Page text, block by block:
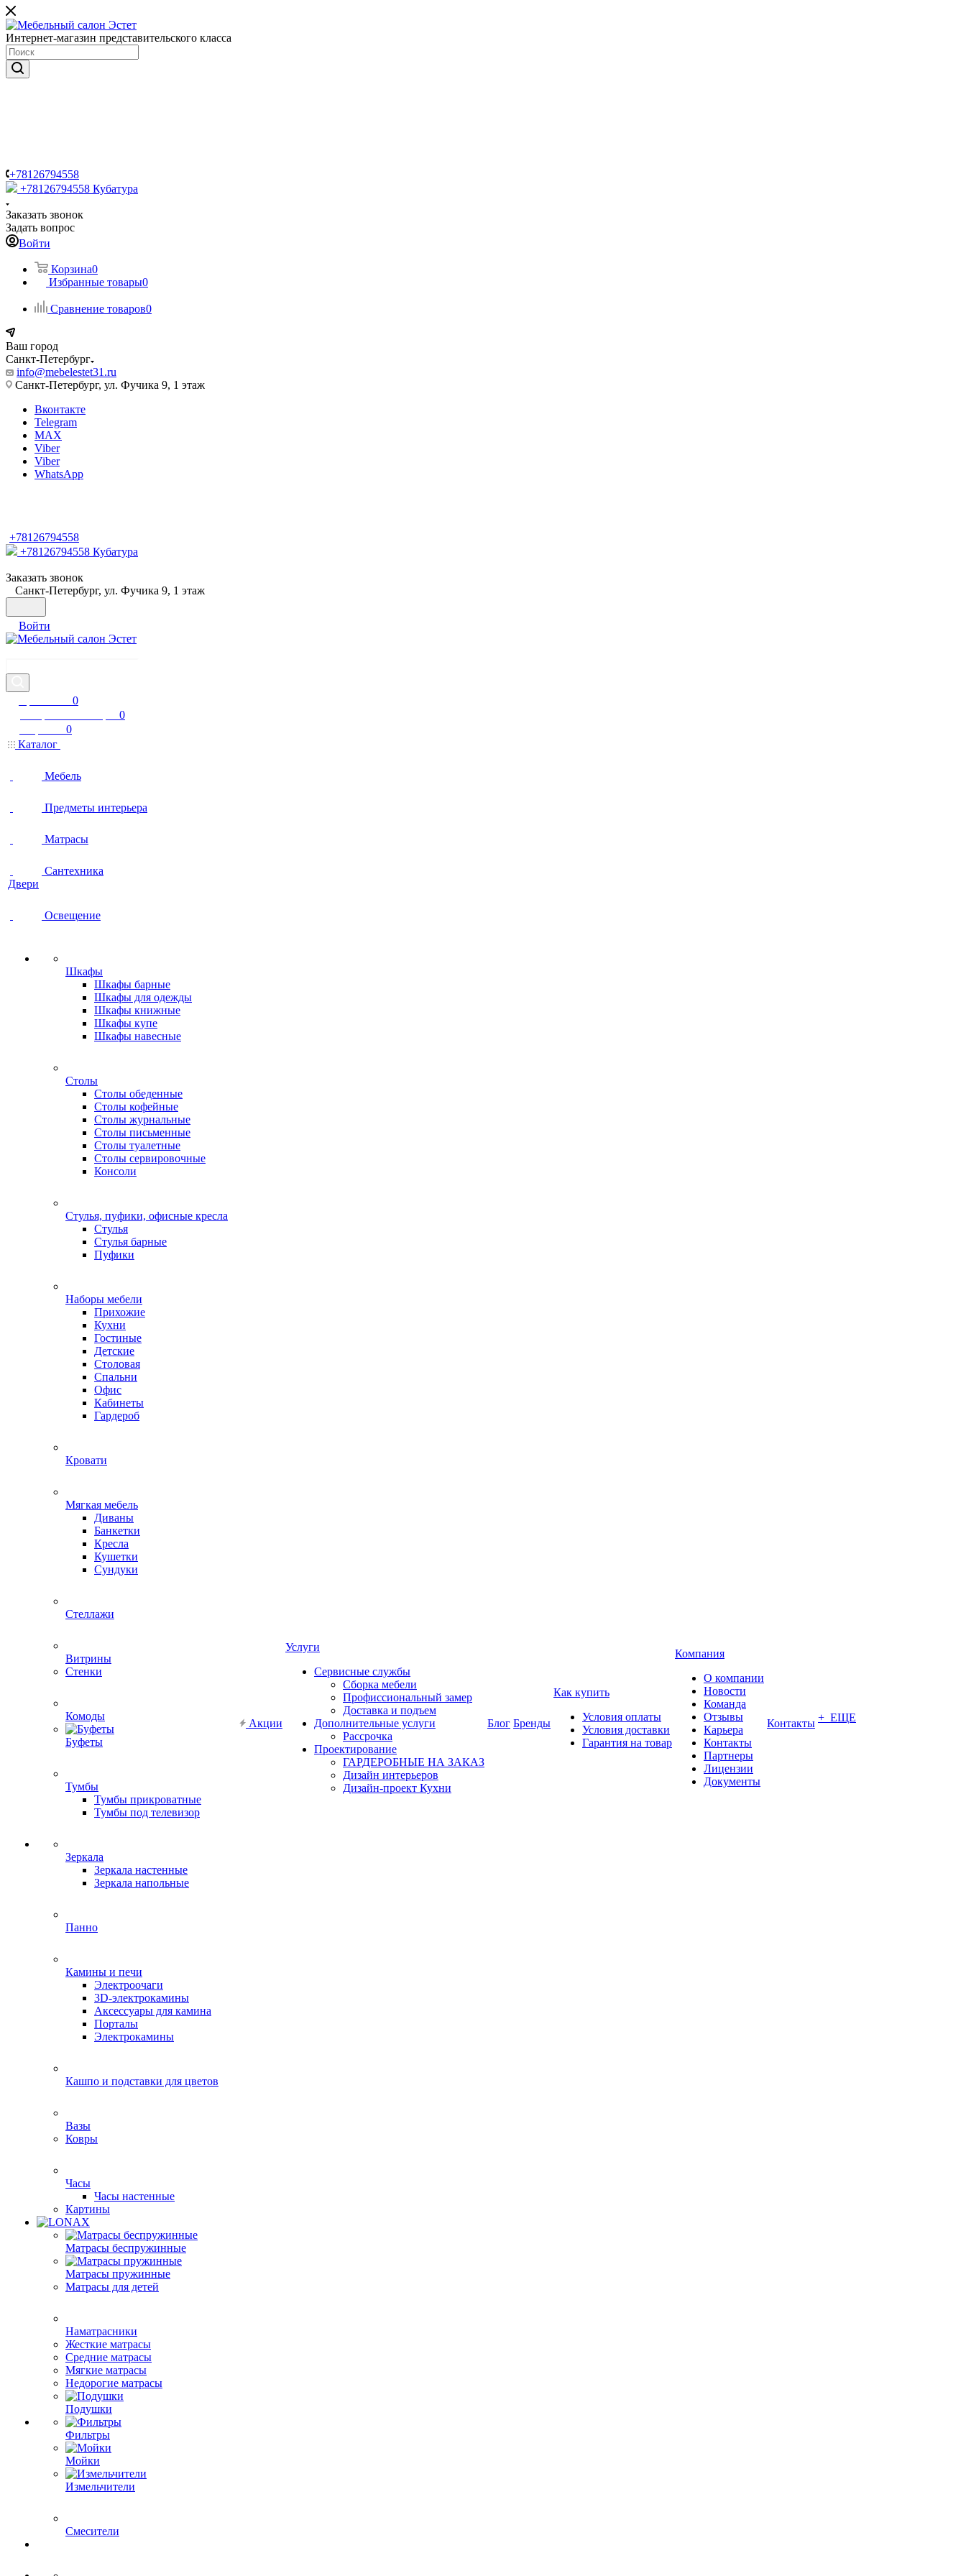
Интернет-магазин представительского класса
+78126794558
+78126794558 Кубатура
Заказать звонок
Задать вопрос
Войти
Корзина0
Избранные товары0
Сравнение товаров0
Ваш город
Санкт-Петербург
info@mebelestet31.ru
Санкт-Петербург, ул. Фучика 9, 1 этаж
Вконтакте
Telegram
MAX
Viber
Viber
WhatsApp
+78126794558
+78126794558 Кубатура
Заказать звонок
Санкт-Петербург, ул. Фучика 9, 1 этаж
Войти
0
0
0
Каталог
Мебель
Предметы интерьера
Матрасы
Сантехника
Двери
Освещение
Шкафы
Шкафы барные
Шкафы для одежды
Шкафы книжные
Шкафы купе
Шкафы навесные
Столы
Столы обеденные
Столы кофейные
Столы журнальные
Столы письменные
Столы туалетные
Столы сервировочные
Консоли
Стулья, пуфики, офисные кресла
Стулья
Стулья барные
Пуфики
Наборы мебели
Прихожие
Кухни
Гостиные
Детские
Столовая
Спальни
Офис
Кабинеты
Гардероб
Кровати
Мягкая мебель
Диваны
Банкетки
Кресла
Кушетки
Сундуки
Стеллажи
Витрины
Стенки
Комоды
Буфеты
Тумбы
Тумбы прикроватные
Тумбы под телевизор
Зеркала
Зеркала настенные
Зеркала напольные
Панно
Камины и печи
Электроочаги
3D-электрокамины
Аксессуары для камина
Порталы
Электрокамины
Кашпо и подставки для цветов
Вазы
Ковры
Часы
Часы настенные
Картины
Матрасы беспружинные
Матрасы пружинные
Матрасы для детей
Наматрасники
Жесткие матрасы
Средние матрасы
Мягкие матрасы
Недорогие матрасы
Подушки
Фильтры
Мойки
Измельчители
Смесители
Акции
Услуги
Сервисные службы
Сборка мебели
Профиссиональный замер
Доставка и подъем
Дополнительные услуги
Рассрочка
Проектирование
ГАРДЕРОБНЫЕ НА ЗАКАЗ
Дизайн интерьеров
Дизайн-проект Кухни
Блог Бренды
Как купить
Условия оплаты
Условия доставки
Гарантия на товар
Компания
О компании
Новости
Команда
Отзывы
Карьера
Контакты
Партнеры
Лицензии
Документы
Контакты + ЕЩЕ